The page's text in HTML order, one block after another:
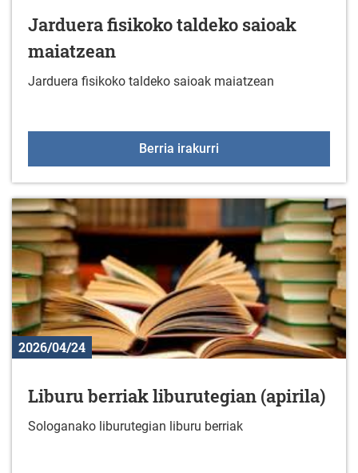
Jarduera fisikoko taldeko saioak
maiatzean
Jarduera fisikoko taldeko saioak maiatzean
Berria irakurri
2026/04/24
Liburu berriak liburutegian (apirila)
Sologanako liburutegian liburu berriak